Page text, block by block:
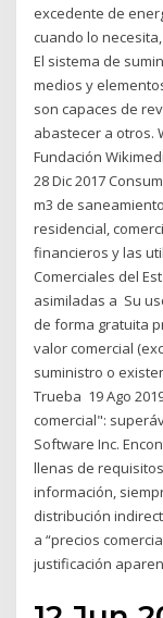
excedente de
cuando lo
El sistema de
medios y
son capaces de
abastecer a otros.
Fundación
28 Dic 2017
m3 de
residencial,
financieros y las
Comerciales del
asimiladas a Su
de forma gratuita
valor comercial
suministro o
Trueba 19 Ago
comercial":
Software Inc.
llenas de
información,
distribución
a “precios
justificación